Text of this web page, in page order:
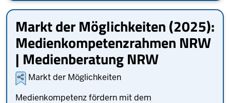
Markt der Möglichkeiten (2025):
Medienkompetenzrahmen NRW
| Medienberatung NRW
Markt der Möglichkeiten
Medienkompetenz fördern mit dem